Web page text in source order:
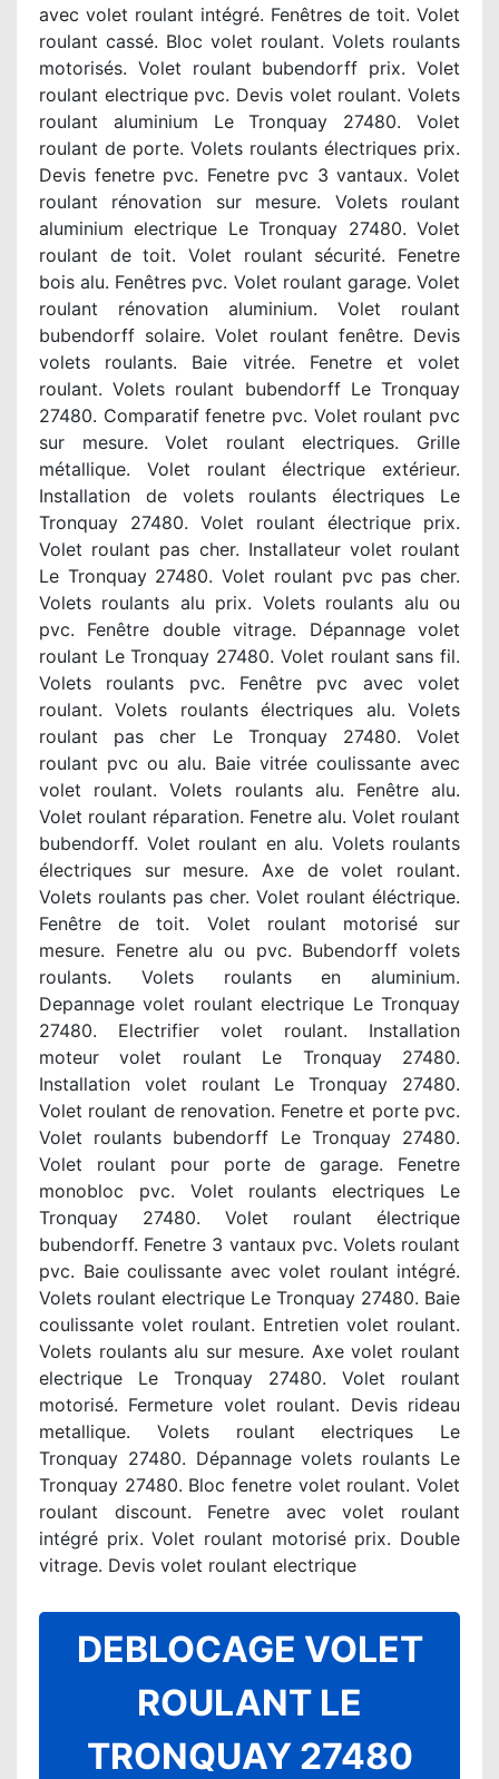
avec volet roulant intégré. Fenêtres de toit. Volet
roulant cassé. Bloc volet roulant. Volets roulants
motorisés. Volet roulant bubendorff prix. Volet
roulant electrique pvc. Devis volet roulant. Volets
roulant aluminium Le Tronquay 27480. Volet
roulant de porte. Volets roulants électriques prix.
Devis fenetre pvc. Fenetre pvc 3 vantaux. Volet
roulant rénovation sur mesure. Volets roulant
aluminium electrique Le Tronquay 27480. Volet
roulant de toit. Volet roulant sécurité. Fenetre
bois alu. Fenêtres pvc. Volet roulant garage. Volet
roulant rénovation aluminium. Volet roulant
bubendorff solaire. Volet roulant fenêtre. Devis
volets roulants. Baie vitrée. Fenetre et volet
roulant. Volets roulant bubendorff Le Tronquay
27480. Comparatif fenetre pvc. Volet roulant pvc
sur mesure. Volet roulant electriques. Grille
métallique. Volet roulant électrique extérieur.
Installation de volets roulants électriques Le
Tronquay 27480. Volet roulant électrique prix.
Volet roulant pas cher. Installateur volet roulant
Le Tronquay 27480. Volet roulant pvc pas cher.
Volets roulants alu prix. Volets roulants alu ou
pvc. Fenêtre double vitrage. Dépannage volet
roulant Le Tronquay 27480. Volet roulant sans fil.
Volets roulants pvc. Fenêtre pvc avec volet
roulant. Volets roulants électriques alu. Volets
roulant pas cher Le Tronquay 27480. Volet
roulant pvc ou alu. Baie vitrée coulissante avec
volet roulant. Volets roulants alu. Fenêtre alu.
Volet roulant réparation. Fenetre alu. Volet roulant
bubendorff. Volet roulant en alu. Volets roulants
électriques sur mesure. Axe de volet roulant.
Volets roulants pas cher. Volet roulant éléctrique.
Fenêtre de toit. Volet roulant motorisé sur
mesure. Fenetre alu ou pvc. Bubendorff volets
roulants. Volets roulants en aluminium.
Depannage volet roulant electrique Le Tronquay
27480. Electrifier volet roulant. Installation
moteur volet roulant Le Tronquay 27480.
Installation volet roulant Le Tronquay 27480.
Volet roulant de renovation. Fenetre et porte pvc.
Volet roulants bubendorff Le Tronquay 27480.
Volet roulant pour porte de garage. Fenetre
monobloc pvc. Volet roulants electriques Le
Tronquay 27480. Volet roulant électrique
bubendorff. Fenetre 3 vantaux pvc. Volets roulant
pvc. Baie coulissante avec volet roulant intégré.
Volets roulant electrique Le Tronquay 27480. Baie
coulissante volet roulant. Entretien volet roulant.
Volets roulants alu sur mesure. Axe volet roulant
electrique Le Tronquay 27480. Volet roulant
motorisé. Fermeture volet roulant. Devis rideau
metallique. Volets roulant electriques Le
Tronquay 27480. Dépannage volets roulants Le
Tronquay 27480. Bloc fenetre volet roulant. Volet
roulant discount. Fenetre avec volet roulant
intégré prix. Volet roulant motorisé prix. Double
vitrage. Devis volet roulant electrique
DEBLOCAGE VOLET
ROULANT LE
TRONQUAY 27480